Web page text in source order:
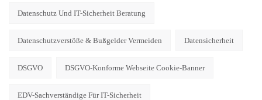
Datenschutz Und IT-Sicherheit Beratung
Datenschutzverstöße & Bußgelder Vermeiden Datensicherheit
DSGVO DSGVO-Konforme Webseite Cookie-Banner
EDV-Sachverständige Für IT-Sicherheit